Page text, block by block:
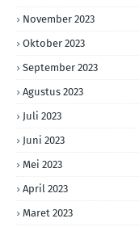
November 2023
Oktober 2023
September 2023
Agustus 2023
Juli 2023
Juni 2023
Mei 2023
April 2023
Maret 2023